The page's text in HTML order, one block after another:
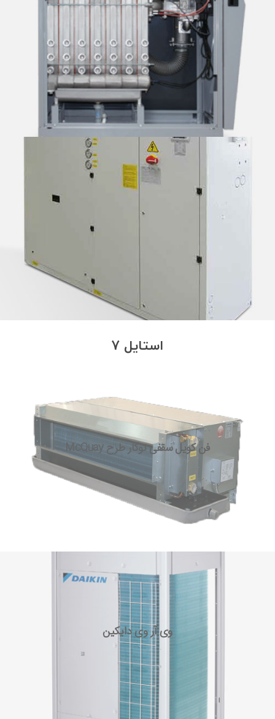
استایل 7
فن کویل سقفی توکار طرح McQuay
وی آر وی دایکین